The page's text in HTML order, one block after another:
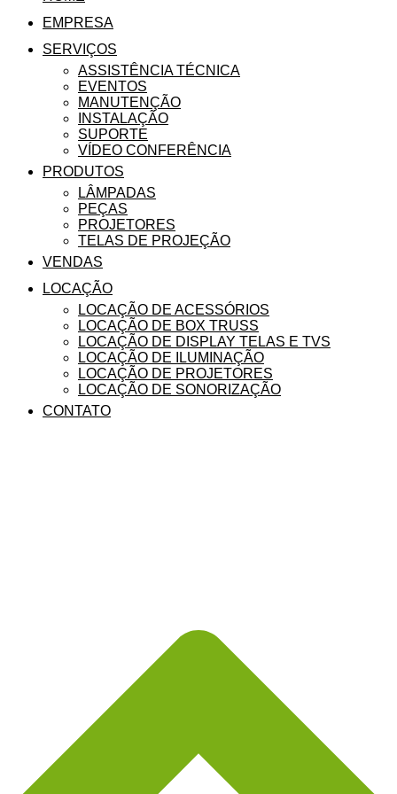
EMPRESA
SERVIÇOS
ASSISTÊNCIA TÉCNICA
EVENTOS
MANUTENÇÃO
INSTALAÇÃO
SUPORTE
VÍDEO CONFERÊNCIA
PRODUTOS
LÂMPADAS
PEÇAS
PROJETORES
TELAS DE PROJEÇÃO
VENDAS
LOCAÇÃO
LOCAÇÃO DE ACESSÓRIOS
LOCAÇÃO DE BOX TRUSS
LOCAÇÃO DE DISPLAY TELAS E TVS
LOCAÇÃO DE ILUMINAÇÃO
LOCAÇÃO DE PROJETORES
LOCAÇÃO DE SONORIZAÇÃO
CONTATO